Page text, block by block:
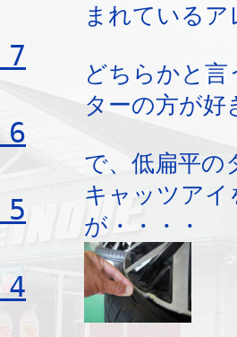
7
6
5
4
まれている
どちらかと
ターの方が好
で、低扁平の
キャッツアイ
が・・・・